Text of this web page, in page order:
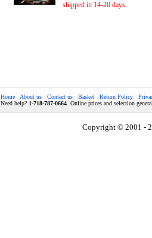
shipped in 14-20 days
Home About us Contact us Basket Return Policy
Need help? 1-718-787-0664 . Online prices and selection
Copyright © 2001 -